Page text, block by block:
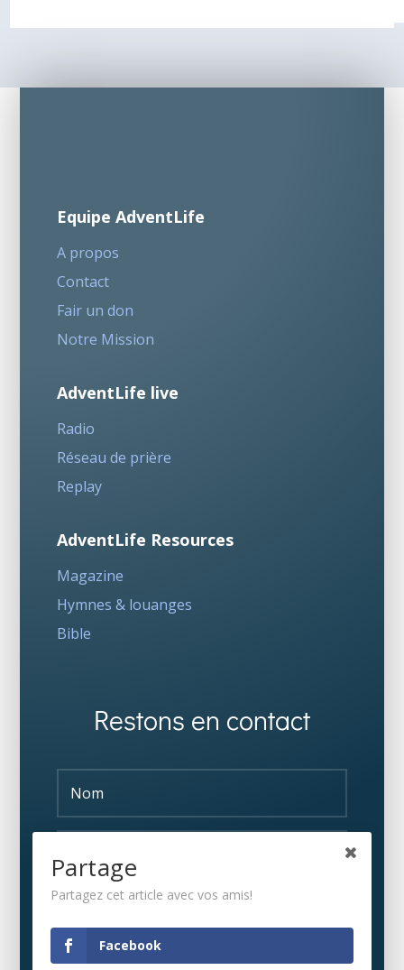
Equipe AdventLife
A propos
Contact
Fair un don
Notre Mission
AdventLife live
Radio
Réseau de prière
Replay
AdventLife Resources
Magazine
Hymnes & louanges
Bible
Restons en contact
Partage
Partagez cet article avec vos amis!
Facebook